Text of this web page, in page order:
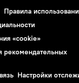
Правила
«cookie»
рекомендательных
Настройки